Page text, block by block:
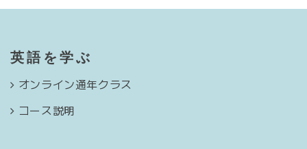
英語を学ぶ
オンライン通年クラス
コース説明